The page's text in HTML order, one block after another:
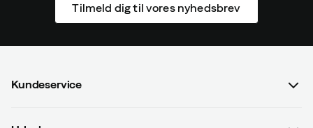
Tilmeld dig til vores nyhedsbrev
Kundeservice